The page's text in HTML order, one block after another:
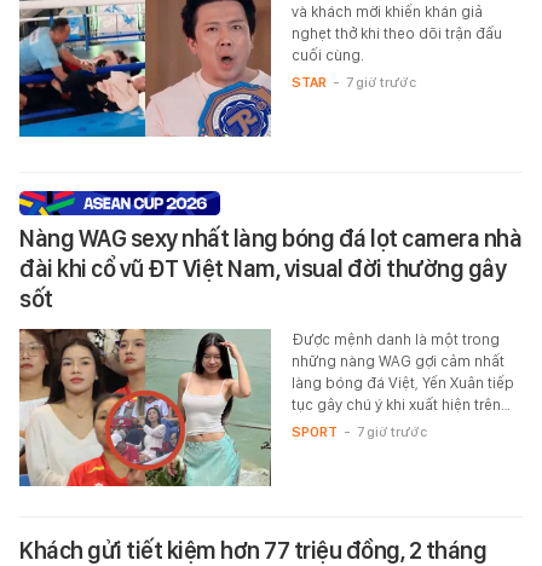
và khách mời khiến khán giả
nghẹt thở khi theo dõi trận đấu
cuối cùng.
STAR - 7 giờ trước
Nàng WAG sexy nhất làng bóng đá lọt camera nhà
đài khi cổ vũ ĐT Việt Nam, visual đời thường gây
sốt
Được mệnh danh là một trong
những nàng WAG gợi cảm nhất
làng bóng đá Việt, Yến Xuân tiếp
tục gây chú ý khi xuất hiện trên…
SPORT - 7 giờ trước
Khách gửi tiết kiệm hơn 77 triệu đồng, 2 tháng